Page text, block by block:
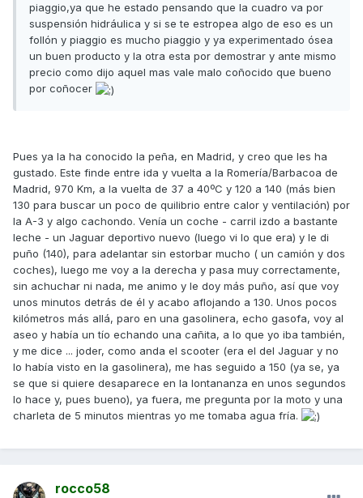
piaggio,ya que he estado pensando que la cuadro va por
suspensión hidráulica y si se te estropea algo de eso es un
follón y piaggio es mucho piaggio y ya experimentado ósea
un buen producto y la otra esta por demostrar y ante mismo
precio como dijo aquel mas vale malo coñocido que bueno
por coñocer
Pues ya la ha conocido la peña, en Madrid, y creo que les ha
gustado. Este finde entre ida y vuelta a la Romería/Barbacoa de
Madrid, 970 Km, a la vuelta de 37 a 40ºC y 120 a 140 (más bien
130 para buscar un poco de quilibrio entre calor y ventilación) por
la A-3 y algo cachondo. Venía un coche - carril izdo a bastante
leche - un Jaguar deportivo nuevo (luego vi lo que era) y le di
puño (140), para adelantar sin estorbar mucho ( un camión y dos
coches), luego me voy a la derecha y pasa muy correctamente,
sin achuchar ni nada, me animo y le doy más puño, así que voy
unos minutos detrás de él y acabo aflojando a 130. Unos pocos
kilómetros más allá, paro en una gasolinera, echo gasofa, voy al
aseo y había un tío echando una cañita, a lo que yo iba también,
y me dice ... joder, como anda el scooter (era el del Jaguar y no
lo había visto en la gasolinera), me has seguido a 150 (ya se, ya
se que si quiere desaparece en la lontananza en unos segundos
lo hace y, pues bueno), ya fuera, me pregunta por la moto y una
charleta de 5 minutos mientras yo me tomaba agua fría.
rocco58